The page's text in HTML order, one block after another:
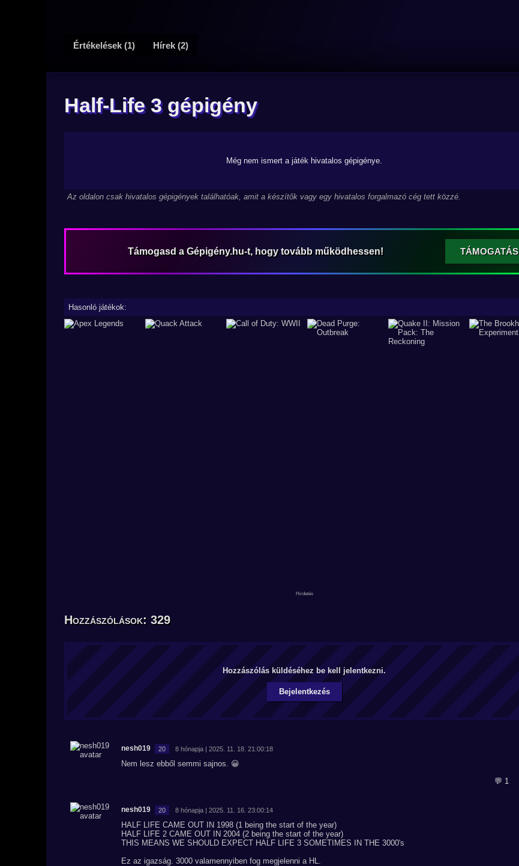
Értékelések (1) Hírek (2)
Half-Life 3 gépigény
Még nem ismert a játék hivatalos gépigénye.
Az oldalon csak hivatalos gépigények találhatóak, amit a készítők vagy egy hivatalos forgalmazó cég tett közzé.
Támogasd a Gépigény.hu-t, hogy tovább működhessen! TÁMOGATÁS
Hasonló játékok:
Hozzászólások: 329
Hozzászólás küldéséhez be kell jelentkezni.
Bejelentkezés
nesh019 20 8 hónapja | 2025. 11. 18. 21:00:18
Nem lesz ebből semmi sajnos. 😀
💬 1
nesh019 20 8 hónapja | 2025. 11. 16. 23:00:14
HALF LIFE CAME OUT IN 1998 (1 being the start of the year)
HALF LIFE 2 CAME OUT IN 2004 (2 being the start of the year)
THIS MEANS WE SHOULD EXPECT HALF LIFE 3 SOMETIMES IN THE 3000's
Ez az igazság. 3000 valamennyiben fog megjelenni a HL.